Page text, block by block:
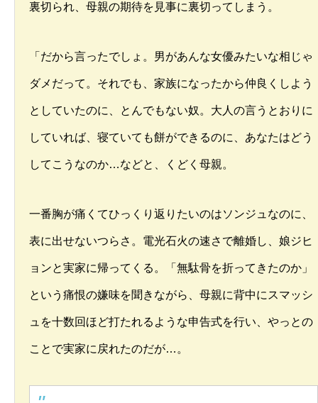
裏切られ、母親の期待を見事に裏切ってしまう。
「だから言ったでしょ。男があんな女優みたいな相じゃ
ダメだって。それでも、家族になったから仲良くしよう
としていたのに、とんでもない奴。大人の言うとおりに
していれば、寝ていても餅ができるのに、あなたはどう
してこうなのか…などと、くどく母親。
一番胸が痛くてひっくり返りたいのはソンジュなのに、
表に出せないつらさ。電光石火の速さで離婚し、娘ジヒ
ョンと実家に帰ってくる。「無駄骨を折ってきたのか」
という痛恨の嫌味を聞きながら、母親に背中にスマッシ
ュを十数回ほど打たれるような申告式を行い、やっとの
ことで実家に戻れたのだが…。